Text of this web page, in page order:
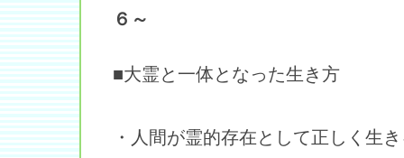
６～
■大霊と一体となった生き方
・人間が霊的存在として正しく生